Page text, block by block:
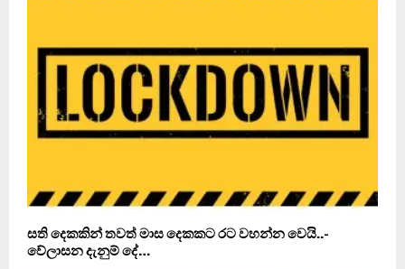
සති දෙකකින් තවත් මාස දෙකකට රට වහන්න වෙයි..-
වේලාසන දැනුම් දේ…